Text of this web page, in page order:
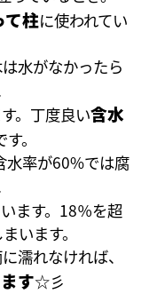
て柱に使われてい
水がなかったら
。丁度良い含水
す。
水率が60%では腐
ます。18％を超
います。
濡れなければ、
す☆彡